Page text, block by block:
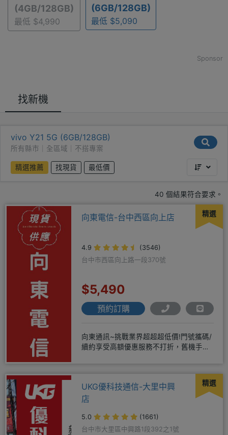
(4GB/128GB)
最低 $4,990
(6GB/128GB)
最低 $5,090
Sponsor
找新機
vivo Y21 5G (6GB/128GB)
所有縣市｜全區域｜不搭專案
精選推薦 找現貨 最低價
40 個結果符合要求。
精選
向東電信-台中西區向上店
4.9
(3546)
台中市西區向上路一段370號
$5,490
預約訂購
向東通訊~挑戰業界超超超低價!門號攜碼/
續約享受高額優惠服務不打折，舊機手機
精選
UKG優科技通信-大里中興
店
5.0
(1661)
台中市大里區中興路1段392之1號